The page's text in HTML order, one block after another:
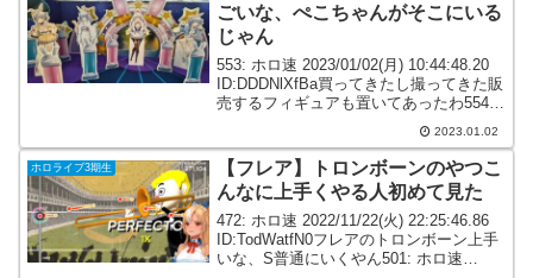
ごいな、ぺこちゃんがそこにいる
じゃん
553: ホロ速 2023/01/02(月) 10:44:48.20
ID:DDDNlXfBa買ってきたし撮ってきた販
売するフィギュアも置いてあったわ554:
ホロ速 2023/01/02(月) 10:46:08.362023.01.02
ホロライブ3期生
【フレア】トロンボーンのやつこ
んなに上手くやる人初めて見た
472: ホロ速 2022/11/22(火) 22:25:46.86
ID:TodWatfN0フレアのトロンボーン上手
いな、S普通にいくやん501: ホロ速